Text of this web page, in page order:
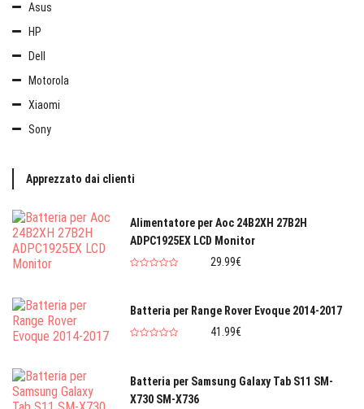
Asus
HP
Dell
Motorola
Xiaomi
Sony
Apprezzato dai clienti
Alimentatore per Aoc 24B2XH 27B2H
ADPC1925EX LCD Monitor
29.99€
Batteria per Range Rover Evoque 2014-2017
41.99€
Batteria per Samsung Galaxy Tab S11 SM-
X730 SM-X736